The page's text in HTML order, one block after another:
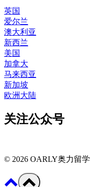
英国
爱尔兰
澳大利亚
新西兰
美国
加拿大
马来西亚
新加坡
欧洲大陆
关注公众号
© 2026 OARLY奥力留学